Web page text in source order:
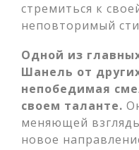
стремиться к
неповторимый
Одной из
Шанель от
непобедимая
своем таланте.
меняющей
новое